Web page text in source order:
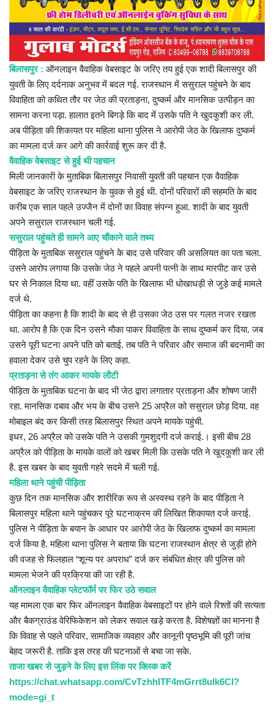
Language
English hindi
बिलासपुर : ऑनलाइन वैवाहिक वेबसाइट के जरिए तय हुई एक शादी बिलासपुर की
युवती के लिए दर्दनाक अनुभव में बदल गई. राजस्थान में ससुराल पहुंचने के बाद
विवाहिता को कथित तौर पर जेठ की प्रताड़ना, दुष्कर्म और मानसिक उत्पीड़न का
सामना करना पड़ा. हालात इतने बिगड़े कि बाद में उसके पति ने खुदकुशी कर ली.
अब पीड़िता की शिकायत पर महिला थाना पुलिस ने आरोपी जेठ के खिलाफ दुष्कर्म
का मामला दर्ज कर आगे की कार्रवाई शुरू कर दी है.
वैवाहिक वेबसाइट से हुई थी पहचान
मिली जानकारी के मुताबिक बिलासपुर निवासी युवती की पहचान एक वैवाहिक
वेबसाइट के जरिए राजस्थान के युवक से हुई थी. दोनों परिवारों की सहमति के बाद
करीब एक साल पहले उज्जैन में दोनों का विवाह संपन्न हुआ. शादी के बाद युवती
अपने ससुराल राजस्थान चली गई.
ससुराल पहुंचते ही सामने आए चौंकाने वाले तथ्य
पीड़िता के मुताबिक ससुराल पहुंचने के बाद उसे परिवार की असलियत का पता चला.
उसने आरोप लगाया कि उसके जेठ ने पहले अपनी पत्नी के साथ मारपीट कर उसे
घर से निकाल दिया था. वहीं उसके पति के खिलाफ भी धोखाधड़ी से जुड़े कई मामले
दर्ज थे.
पीड़िता का कहना है कि शादी के बाद से ही उसका जेठ उस पर गलत नजर रखता
था. आरोप है कि एक दिन उसने मौका पाकर विवाहिता के साथ दुष्कर्म कर दिया. जब
उसने पूरी घटना अपने पति को बताई. तब पति ने परिवार और समाज की बदनामी का
हवाला देकर उसे चुप रहने के लिए कहा.
प्रताड़ना से तंग आकर मायके लौटी
पीड़िता के मुताबिक घटना के बाद भी जेठ द्वारा लगातार प्रताड़ना और शोषण जारी
रहा. मानसिक दबाव और भय के बीच उसने 25 अप्रैल को ससुराल छोड़ दिया. वह
मोबाइल बंद कर किसी तरह बिलासपुर स्थित अपने मायके पहुंची.
इधर, 26 अप्रैल को उसके पति ने उसकी गुमशुदगी दर्ज कराई.। इसी बीच 28
अप्रैल को पीड़िता के मायके वालों को खबर मिली कि उसके पति ने खुदकुशी कर ली
है. इस खबर के बाद युवती गहरे सदमे में चली गई.
महिला थाने पहुंची पीड़िता
कुछ दिन तक मानसिक और शारीरिक रूप से अस्वस्थ रहने के बाद पीड़िता ने
बिलासपुर महिला थाने पहुंचकर पूरे घटनाक्रम की लिखित शिकायत दर्ज कराई.
पुलिस ने पीड़िता के बयान के आधार पर आरोपी जेठ के खिलाफ दुष्कर्म का मामला
दर्ज किया है. महिला थाना पुलिस ने बताया कि घटना राजस्थान क्षेत्र से जुड़ी होने
की वजह से फिलहाल “शून्य पर अपराध” दर्ज कर संबंधित क्षेत्र की पुलिस को
मामला भेजने की प्रक्रिया की जा रही है.
ऑनलाइन वैवाहिक प्लेटफॉर्म पर फिर उठे सवाल
यह मामला एक बार फिर ऑनलाइन वैवाहिक वेबसाइटों पर होने वाले रिश्तों की सत्यता
और बैकग्राउंड वेरिफिकेशन को लेकर सवाल खड़े करता है. विशेषज्ञों का मानना है
कि विवाह से पहले परिवार, सामाजिक व्यवहार और कानूनी पृष्ठभूमि की पूरी जांच
बेहद जरूरी है. ताकि इस तरह की घटनाओं से बचा जा सके.
ताजा खबर से जुड़ने के लिए इस लिंक पर क्लिक करें
https://chat.whatsapp.com/CvTzhhITF4mGrrt8ulk6CI?
mode=gi_t